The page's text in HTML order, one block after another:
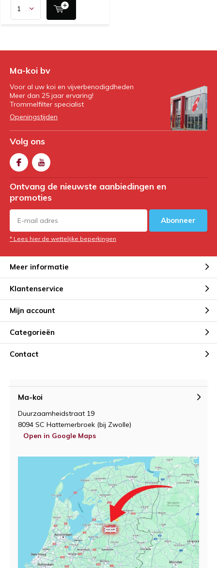
Ma-koi bv
Voor al uw koi en vijverbenodigdheden
Meer dan 25 jaar ervaring!
Trommelfilter specialist
Openingstijden
Volg ons
Ontvang de nieuwste aanbiedingen en
promoties
Abonneer
* Lees hier de wettelijke beperkingen
Meer informatie
Klantenservice
Mijn account
Categorieën
Contact
Ma-koi
Duurzaamheidstraat 19
8094 SC Hattemerbroek (bij Zwolle)
Open in Google Maps